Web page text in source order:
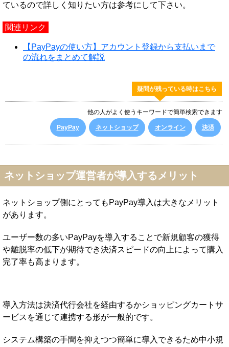
ているので詳しく知りたい方は参考にして下さい。
関連リンク
【PayPayの使い方】アカウント登録から支払いまで
の流れをまとめて解説
疑問が残っている時はこちら
他の人がよく使うキーワードで簡単検索できます
PayPay ネットショップ オンライン 決済
ネットショップ運営者が導入するメリット
ネットショップ側にとってもPayPay導入は大きなメリット
があります。
ユーザー数の多いPayPayを導入することで新規顧客の獲得
や離脱率の低下が期待でき決済スピードの向上によって購入
完了率も高まります。
導入方法は決済代行会社を経由するかショッピングカートサ
ービスを通じて連携する形が一般的です。
システム構築の手間を抑えつつ簡単に導入できるため中小規